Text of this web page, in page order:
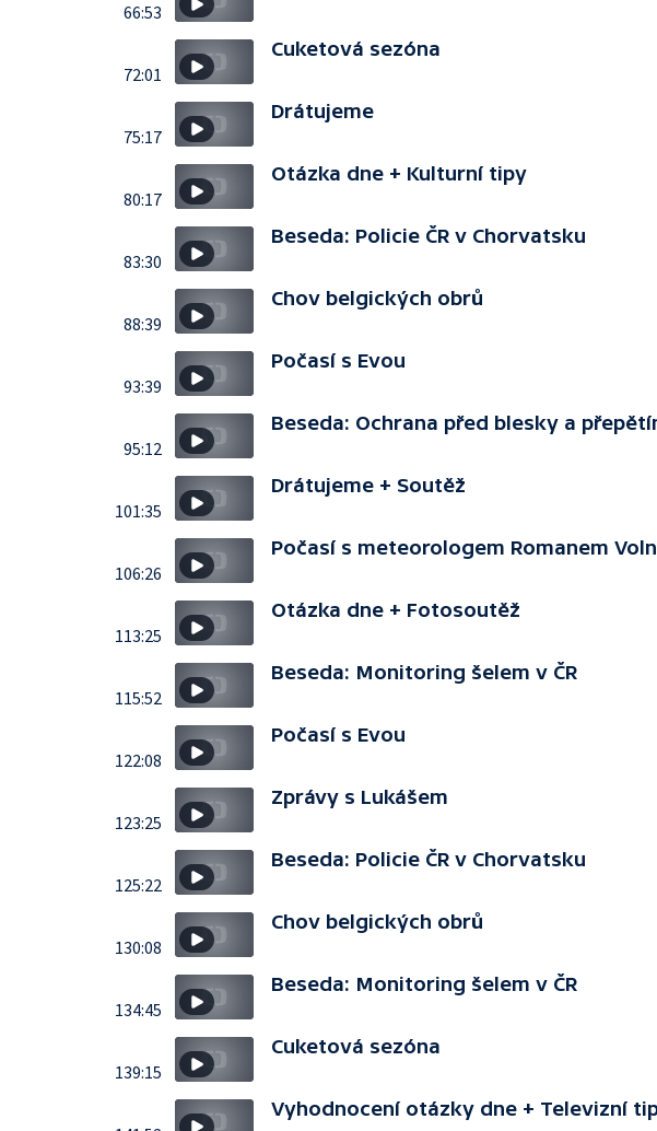
66:53
72:01
Cuketová sezóna
75:17
Drátujeme
80:17
Otázka dne + Kulturní tipy
83:30
Beseda: Policie ČR v Chorvatsku
88:39
Chov belgických obrů
93:39
Počasí s Evou
95:12
Beseda: Ochrana před blesky a
101:35
Drátujeme + Soutěž
106:26
Počasí s meteorologem Romanem
113:25
Otázka dne + Fotosoutěž
115:52
Beseda: Monitoring šelem v ČR
122:08
Počasí s Evou
123:25
Zprávy s Lukášem
125:22
Beseda: Policie ČR v Chorvatsku
130:08
Chov belgických obrů
134:45
Beseda: Monitoring šelem v ČR
139:15
Cuketová sezóna
Vyhodnocení otázky dne + Televizní